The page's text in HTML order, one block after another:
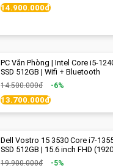
Quiet Blue - New Fullbox
14.900.000đ
PC Văn Phòng | Intel Core i5-
SSD 512GB | Wifi + Bluetooth
14.500.000đ -6%
13.700.000đ
Dell Vostro 15 3530 Core i7-
SSD 512GB | 15.6 inch FHD
WVA | Black | New Fullbox
19.900.000đ -5%